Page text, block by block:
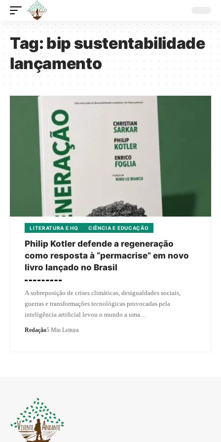
Tag:bip sustentabilidade
lançamento
LITERATURA E HQ CIÊNCIA E EDUCAÇÃO
Philip Kotler defende a regeneração
como resposta à “permacrise” em novo
livro lançado no Brasil
A sobreposição de crises climáticas, desigualdades sociais,
guerras e transformações tecnológicas provocadas pela
inteligência artificial levou o mundo a uma…
Redação5 Min Leitura